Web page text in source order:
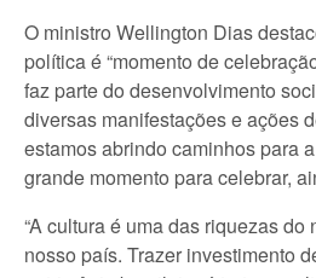
O ministro Wellington Dias
política é “momento de
faz parte do desenvolvimento
diversas manifestações e ações
estamos abrindo caminhos para
grande momento para celebrar,
“A cultura é uma das riquezas do
nosso país. Trazer investimento